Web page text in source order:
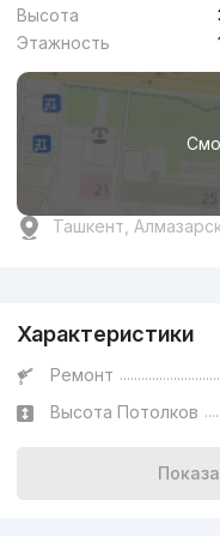
Высота
Этажность
Ташкент,
Характеристики
Ремонт
Высота Потолков